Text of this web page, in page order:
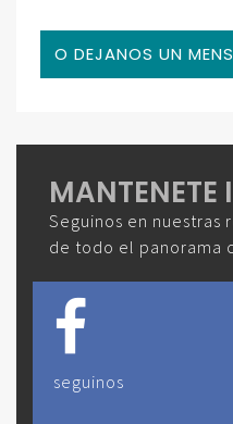
O DEJANOS UN
Seguinos en nuestras
de todo el panorama
seguinos